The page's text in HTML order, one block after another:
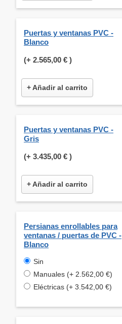
Puertas y ventanas PVC -
Blanco
(+ 2.565,00 € )
+ Añadir al carrito
Puertas y ventanas PVC -
Gris
(+ 3.435,00 € )
+ Añadir al carrito
Persianas enrollables para
ventanas / puertas de PVC -
Blanco
Sin
Manuales (+ 2.562,00 €)
Eléctricas (+ 3.542,00 €)